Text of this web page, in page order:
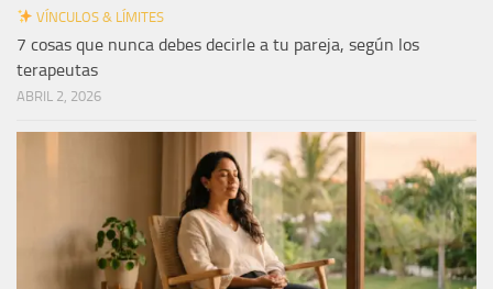
VÍNCULOS & LÍMITES
7 cosas que nunca debes decirle a tu pareja, según los
terapeutas
ABRIL 2, 2026